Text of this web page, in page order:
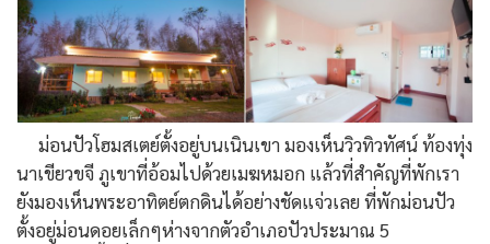
ม่อนปัวโฮมสเตย์ตั้งอยู่บนเนินเขา มองเห็นวิวทิวทัศน์ ท้องทุ่ง
นาเขียวขจี ภูเขาที่อ้อมไปด้วยเมฆหมอก แล้วที่สำคัญที่พักเรา
ยังมองเห็นพระอาทิตย์ตกดินได้อย่างชัดแจ่วเลย ที่พักม่อนปัว
ตั้งอยู่ม่อนดอยเล็กๆห่างจากตัวอำเภอปัวประมาณ 5